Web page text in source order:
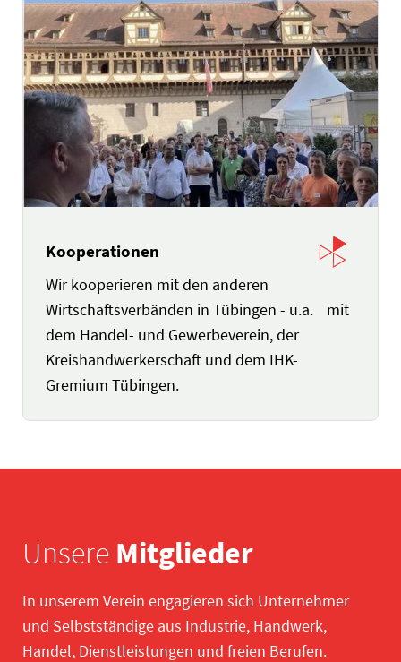
Kooperationen
Wir kooperieren mit den anderen
Wirtschaftsverbänden in Tübingen - u.a. mit
dem Handel- und Gewerbeverein, der
Kreishandwerkerschaft und dem IHK-
Gremium Tübingen.
Unsere Mitglieder
In unserem Verein engagieren sich Unternehmer
und Selbstständige aus Industrie, Handwerk,
Handel, Dienstleistungen und freien Berufen.